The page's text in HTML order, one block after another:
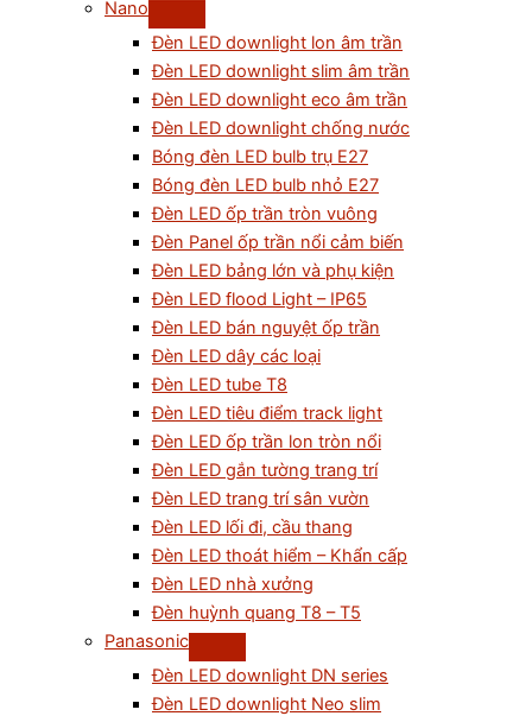
Nano
Đèn LED downlight lon âm trần
Đèn LED downlight slim âm trần
Đèn LED downlight eco âm trần
Đèn LED downlight chống nước
Bóng đèn LED bulb trụ E27
Bóng đèn LED bulb nhỏ E27
Đèn LED ốp trần tròn vuông
Đèn Panel ốp trần nổi cảm biến
Đèn LED bảng lớn và phụ kiện
Đèn LED flood Light – IP65
Đèn LED bán nguyệt ốp trần
Đèn LED dây các loại
Đèn LED tube T8
Đèn LED tiêu điểm track light
Đèn LED ốp trần lon tròn nổi
Đèn LED gắn tường trang trí
Đèn LED trang trí sân vườn
Đèn LED lối đi, cầu thang
Đèn LED thoát hiểm – Khẩn cấp
Đèn LED nhà xưởng
Đèn huỳnh quang T8 – T5
Panasonic
Đèn LED downlight DN series
Đèn LED downlight Neo slim